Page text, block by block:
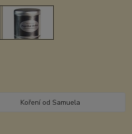
Koření od Samuela